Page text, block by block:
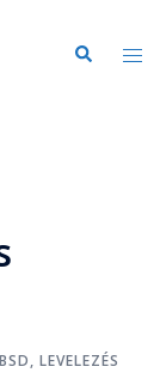
, LEVELEZÉS